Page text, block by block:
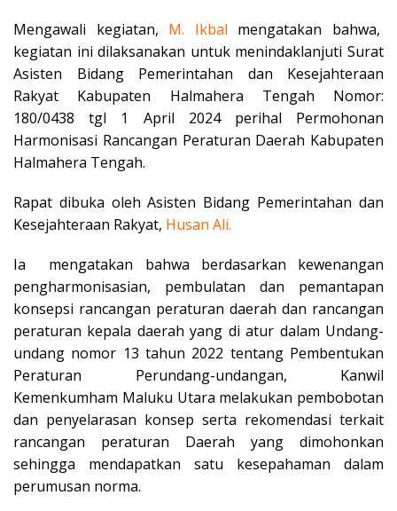
Mengawali kegiatan, M. Ikbal mengatakan bahwa,
kegiatan ini dilaksanakan untuk menindaklanjuti Surat
Asisten Bidang Pemerintahan dan Kesejahteraan
Rakyat Kabupaten Halmahera Tengah Nomor:
180/0438 tgl 1 April 2024 perihal Permohonan
Harmonisasi Rancangan Peraturan Daerah Kabupaten
Halmahera Tengah.
Rapat dibuka oleh Asisten Bidang Pemerintahan dan
Kesejahteraan Rakyat, Husan Ali.
Ia mengatakan bahwa berdasarkan kewenangan
pengharmonisasian, pembulatan dan pemantapan
konsepsi rancangan peraturan daerah dan rancangan
peraturan kepala daerah yang di atur dalam Undang-
undang nomor 13 tahun 2022 tentang Pembentukan
Peraturan Perundang-undangan, Kanwil
Kemenkumham Maluku Utara melakukan pembobotan
dan penyelarasan konsep serta rekomendasi terkait
rancangan peraturan Daerah yang dimohonkan
sehingga mendapatkan satu kesepahaman dalam
perumusan norma.